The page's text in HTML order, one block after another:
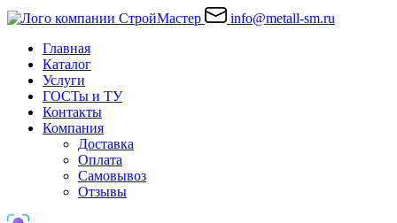
info@metall-sm.ru
Главная
Каталог
Услуги
ГОСТы и ТУ
Контакты
Компания
Доставка
Оплата
Самовывоз
Отзывы